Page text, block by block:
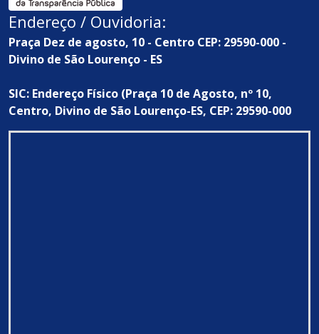
Endereço / Ouvidoria:
Praça Dez de agosto, 10 - Centro CEP: 29590-000 -
Divino de São Lourenço - ES
SIC: Endereço Físico (Praça 10 de Agosto, nº 10,
Centro, Divino de São Lourenço-ES, CEP: 29590-000